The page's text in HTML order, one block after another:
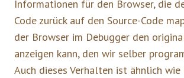
Informationen für den Browser, die
Code zurück auf den Source-Code
der Browser im Debugger den
anzeigen kann, den wir selber
Auch dieses Verhalten ist ähnlich wie